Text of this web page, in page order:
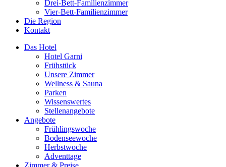
Drei-Bett-Familienzimmer
Vier-Bett-Familienzimmer
Die Region
Kontakt
Das Hotel
Hotel Garni
Frühstück
Unsere Zimmer
Wellness & Sauna
Parken
Wissenswertes
Stellenangebote
Angebote
Frühlingswoche
Bodenseewoche
Herbstwoche
Adventtage
Zimmer & Preise